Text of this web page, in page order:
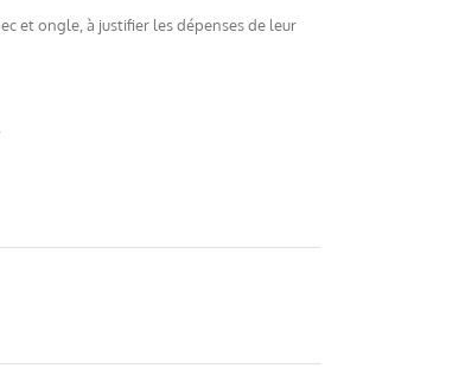
et ongle, à justifier les dépenses de leur